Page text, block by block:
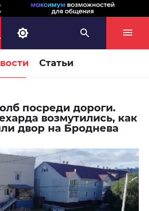
Статьи
посреди дороги.
возмутились, как
двор на Броднева